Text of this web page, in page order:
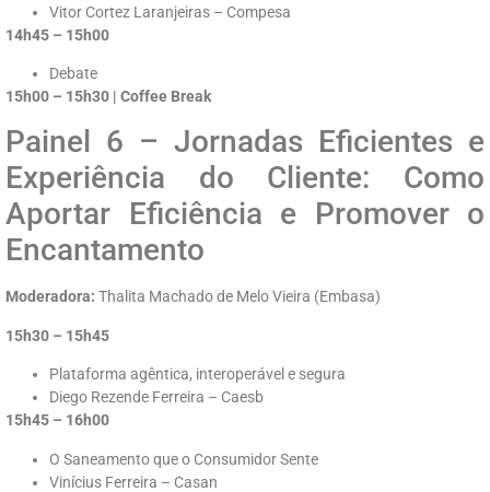
Vitor Cortez Laranjeiras – Compesa
14h45 – 15h00
Debate
15h00 – 15h30 | Coffee Break
Painel 6 – Jornadas Eficientes e
Experiência do Cliente: Como
Aportar Eficiência e Promover o
Encantamento
Moderadora: Thalita Machado de Melo Vieira (Embasa)
15h30 – 15h45
Plataforma agêntica, interoperável e segura
Diego Rezende Ferreira – Caesb
15h45 – 16h00
O Saneamento que o Consumidor Sente
Vinícius Ferreira – Casan